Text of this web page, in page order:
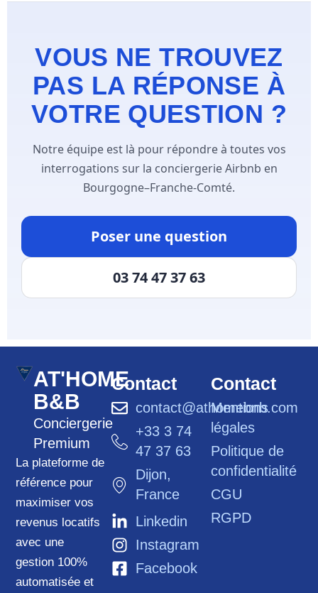
VOUS NE TROUVEZ
PAS LA RÉPONSE À
VOTRE QUESTION ?
Notre équipe est là pour répondre à toutes vos
interrogations sur la conciergerie Airbnb en
Bourgogne–Franche-Comté.
Poser une question
03 74 47 37 63
AT'HOME
B&B
Conciergerie
Premium
La plateforme de
référence pour
maximiser vos
revenus locatifs
avec une
gestion 100%
automatisée et
Contact
contact@athomebnb.com
+33 3 74
47 37 63
Dijon,
France
Linkedin
Instagram
Facebook
Contact
Mentions
légales
Politique de
confidentialité
CGU
RGPD